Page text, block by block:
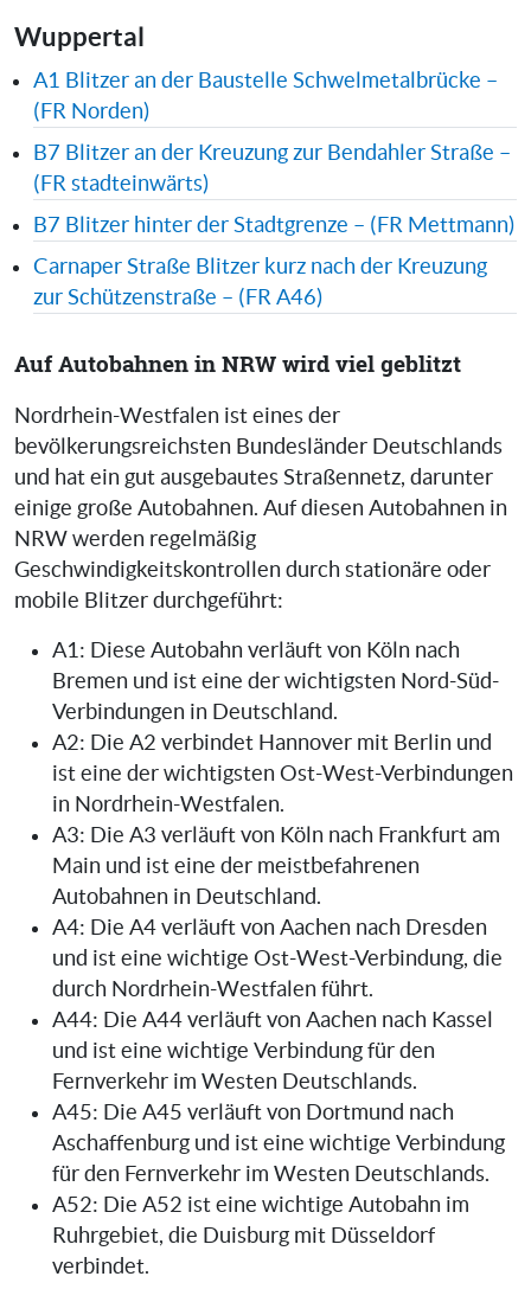
Wuppertal
A1 Blitzer an der Baustelle Schwelmetalbrücke –
(FR Norden)
B7 Blitzer an der Kreuzung zur Bendahler Straße –
(FR stadteinwärts)
B7 Blitzer hinter der Stadtgrenze – (FR Mettmann)
Carnaper Straße Blitzer kurz nach der Kreuzung
zur Schützenstraße – (FR A46)
Auf Autobahnen in NRW wird viel geblitzt
Nordrhein-Westfalen ist eines der
bevölkerungsreichsten Bundesländer Deutschlands
und hat ein gut ausgebautes Straßennetz, darunter
einige große Autobahnen. Auf diesen Autobahnen in
NRW werden regelmäßig
Geschwindigkeitskontrollen durch stationäre oder
mobile Blitzer durchgeführt:
A1: Diese Autobahn verläuft von Köln nach
Bremen und ist eine der wichtigsten Nord-Süd-
Verbindungen in Deutschland.
A2: Die A2 verbindet Hannover mit Berlin und
ist eine der wichtigsten Ost-West-Verbindungen
in Nordrhein-Westfalen.
A3: Die A3 verläuft von Köln nach Frankfurt am
Main und ist eine der meistbefahrenen
Autobahnen in Deutschland.
A4: Die A4 verläuft von Aachen nach Dresden
und ist eine wichtige Ost-West-Verbindung, die
durch Nordrhein-Westfalen führt.
A44: Die A44 verläuft von Aachen nach Kassel
und ist eine wichtige Verbindung für den
Fernverkehr im Westen Deutschlands.
A45: Die A45 verläuft von Dortmund nach
Aschaffenburg und ist eine wichtige Verbindung
für den Fernverkehr im Westen Deutschlands.
A52: Die A52 ist eine wichtige Autobahn im
Ruhrgebiet, die Duisburg mit Düsseldorf
verbindet.